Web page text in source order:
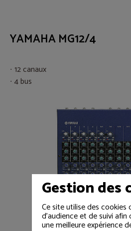
YAMAHA MG12/4
12 canaux
4 bus
Gestion des
Ce site utilise des cookies
d'audience et de suivi afin
une meilleure expérience